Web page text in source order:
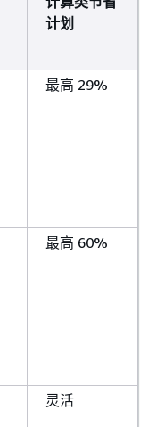
计划
最高 29%
最高 60%
灵活